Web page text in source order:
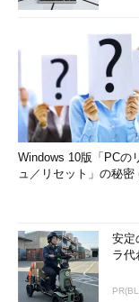
Windows 10版「PCの
ュ／リセット」の秘密
安定
ラ代